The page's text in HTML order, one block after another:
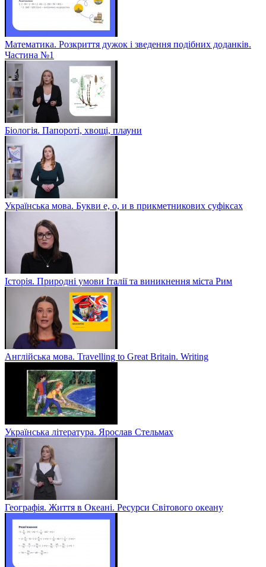
Математика. Розкриття дужок і зведення подібних доданків.
Частина №1
Біологія. Папороті, хвощі, плауни
Українська мова. Букви е, о, и в прикметникових суфіксах
Історія. Природні умови Італії та виникнення міста Рим
Англійська мова. Travelling to Great Britain. Writing
Українська література. Ярослав Стельмах
Географія. Життя в Океані. Ресурси Світового океану